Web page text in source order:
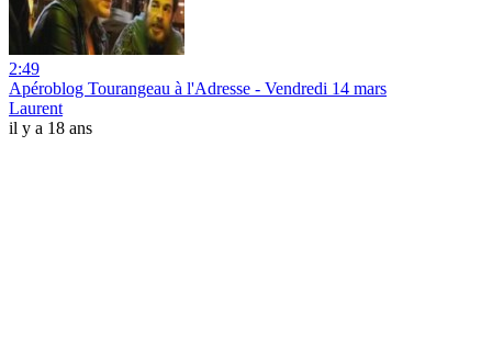
2:49
Apéroblog Tourangeau à l'Adresse - Vendredi 14 mars
Laurent
il y a 18 ans